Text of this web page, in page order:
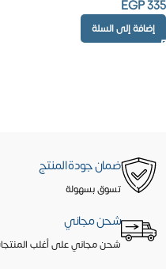
EGP335
إضافة إلى السلة
ضمان جودة المنتج
تسوق بسهولة
شحن مجاني
شحن مجاني على أغلب